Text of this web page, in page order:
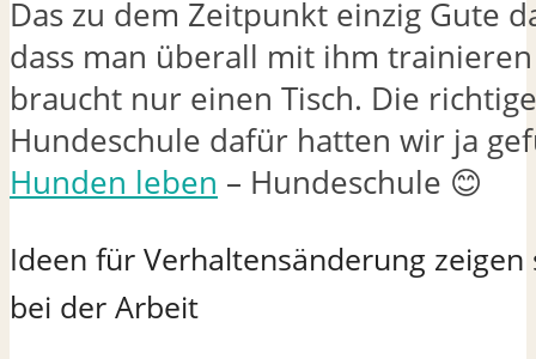
Das zu dem Zeitpunkt einzig Gute
dass man überall mit ihm
braucht nur einen Tisch. Die richtige
Hundeschule dafür hatten wir ja
Hunden leben – Hundeschule 😊
Ideen für Verhaltensänderung
bei der Arbeit